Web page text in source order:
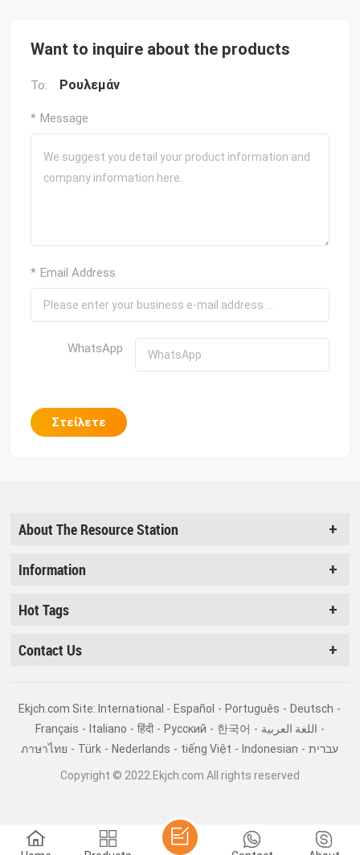
Want to inquire about the products
To: Ρουλεμάν
* Message
* Email Address
WhatsApp
Στείλετε
About The Resource Station
Information
Hot Tags
Contact Us
Ekjch.com Site: International - Español - Português - Deutsch -
Français - Italiano - हिंदी - Pусский - 한국어 - اللغة العربية -
ภาษาไทย - Türk - Nederlands - tiếng Việt - Indonesian - עברית
Copyright © 2022.Ekjch.com All rights reserved